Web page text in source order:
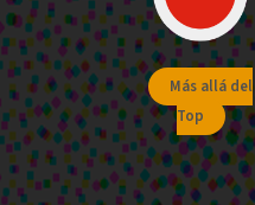
Más allá del
Top